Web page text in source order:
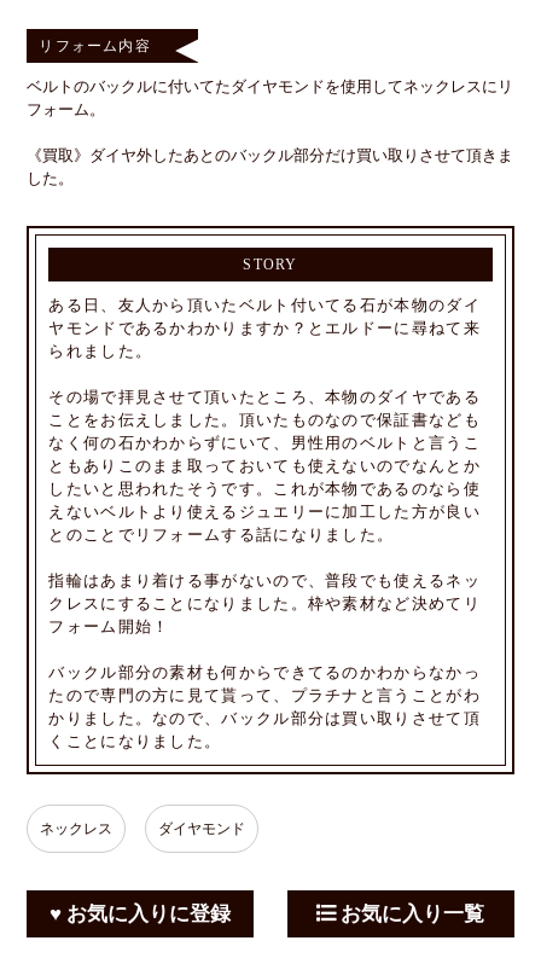
リフォーム内容
ベルトのバックルに付いてたダイヤモンドを使用してネックレスにリ
フォーム。
《買取》ダイヤ外したあとのバックル部分だけ買い取りさせて頂きま
した。
STORY
ある日、友人から頂いたベルト付いてる石が本物のダイ
ヤモンドであるかわかりますか？とエルドーに尋ねて来
られました。
その場で拝見させて頂いたところ、本物のダイヤである
ことをお伝えしました。頂いたものなので保証書なども
なく何の石かわからずにいて、男性用のベルトと言うこ
ともありこのまま取っておいても使えないのでなんとか
したいと思われたそうです。これが本物であるのなら使
えないベルトより使えるジュエリーに加工した方が良い
とのことでリフォームする話になりました。
指輪はあまり着ける事がないので、普段でも使えるネッ
クレスにすることになりました。枠や素材など決めてリ
フォーム開始！
バックル部分の素材も何からできてるのかわからなかっ
たので専門の方に見て貰って、プラチナと言うことがわ
かりました。なので、バックル部分は買い取りさせて頂
くことになりました。
ネックレス ダイヤモンド
♥ お気に入りに登録 お気に入り一覧